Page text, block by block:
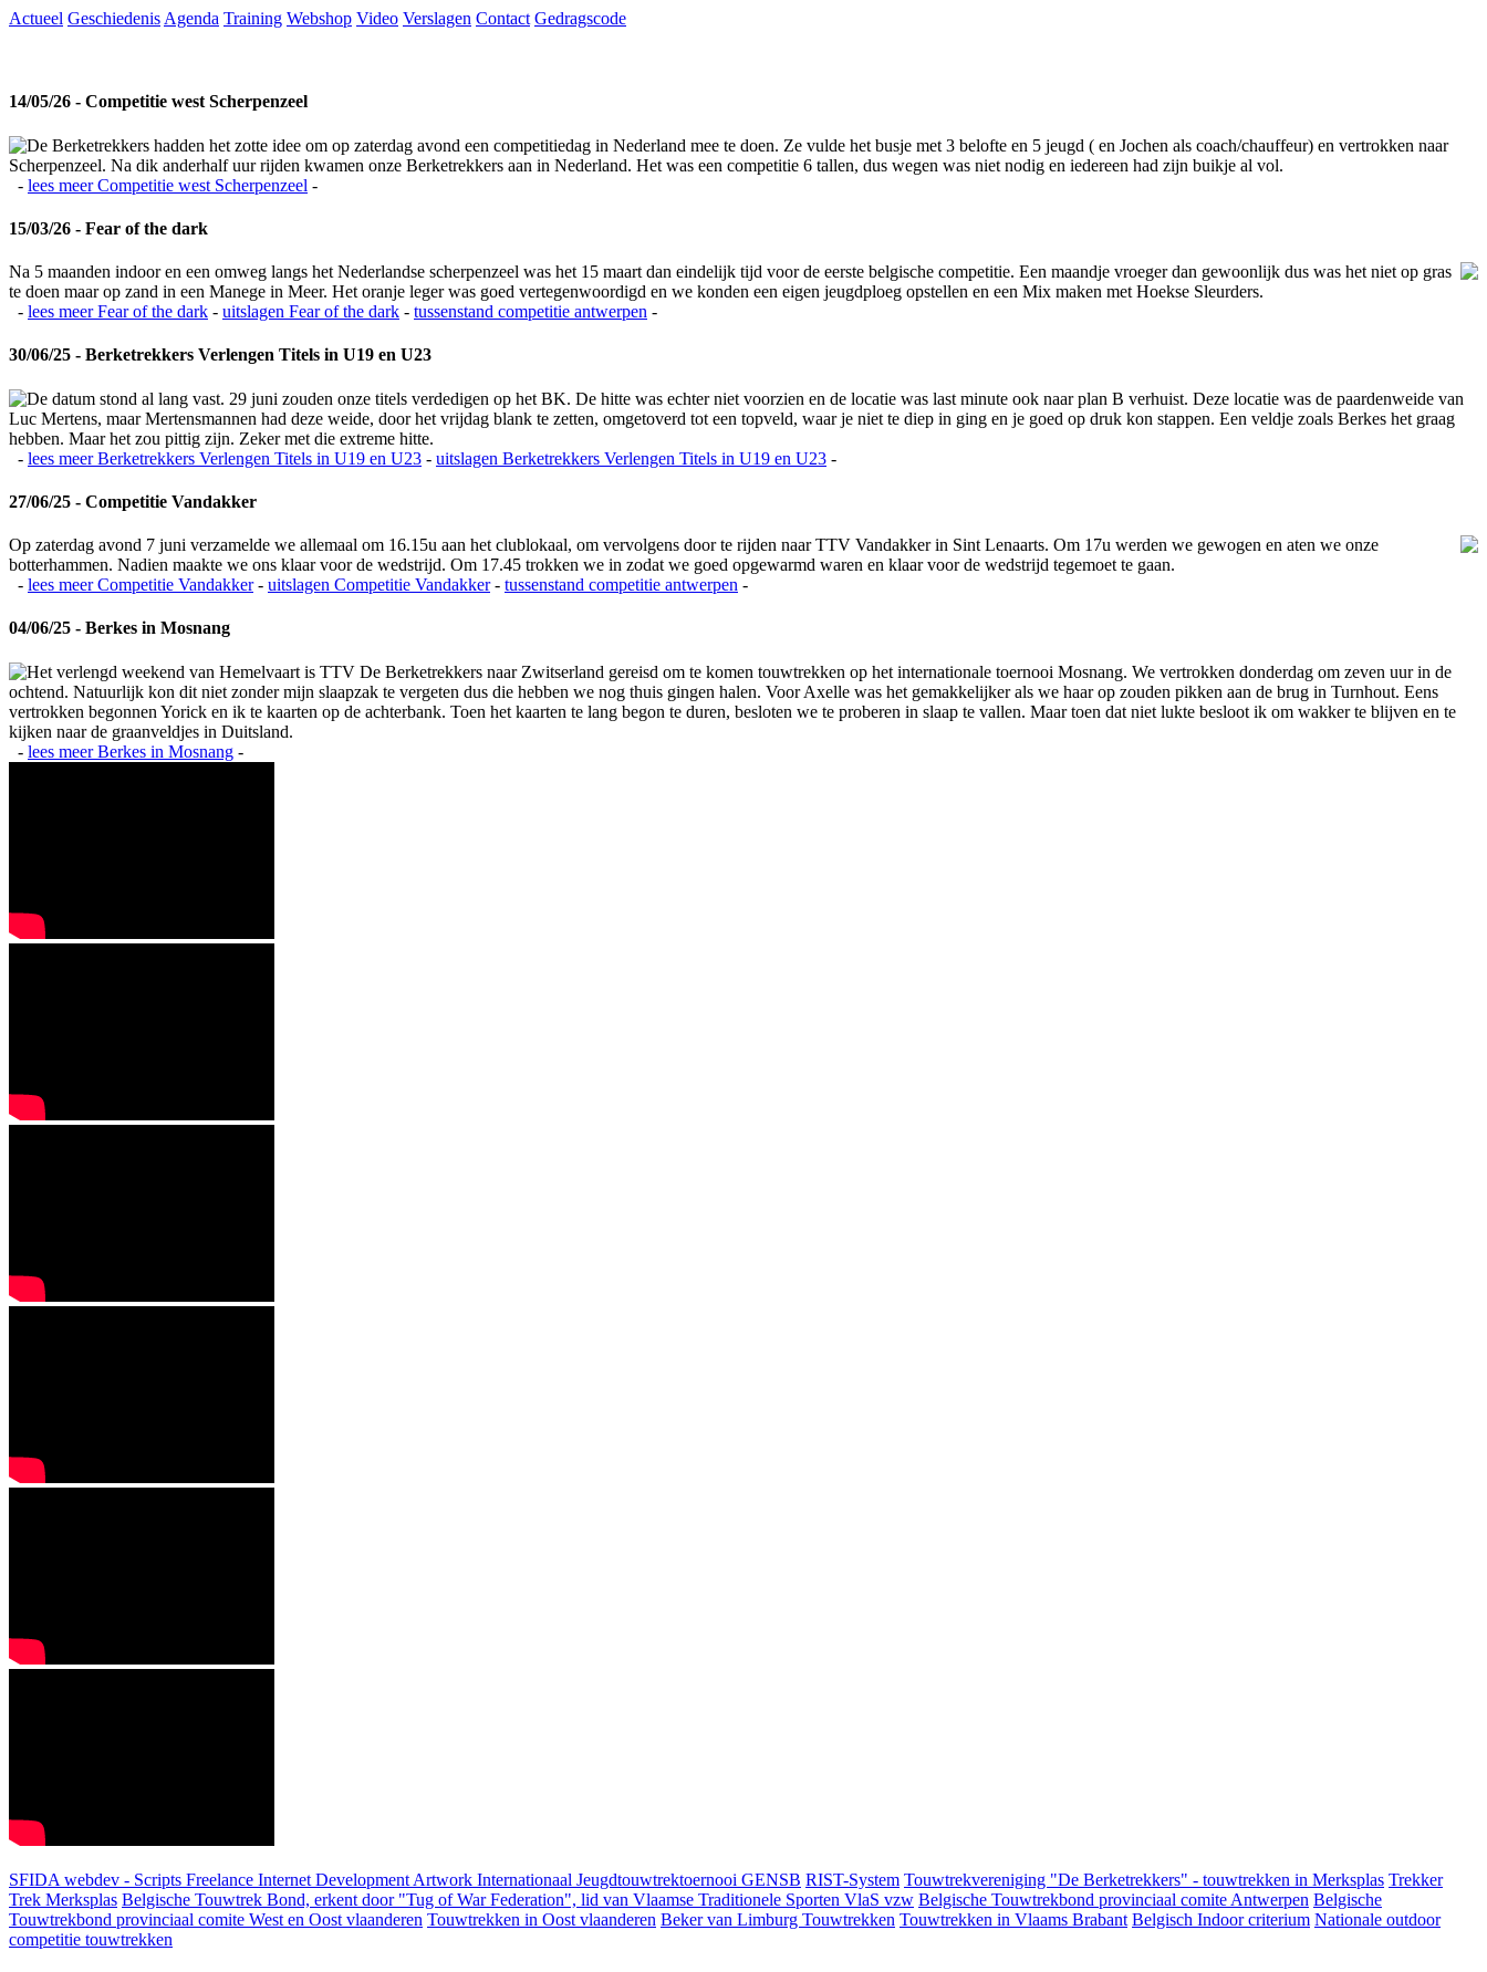
Actueel Geschiedenis Agenda Training Webshop Video Verslagen Contact Gedragscode
14/05/26 - Competitie west Scherpenzeel
De Berketrekkers hadden het zotte idee om op zaterdag avond een competitiedag in Nederland mee te doen. Ze vulde het busje met 3 belofte en 5 jeugd ( en Jochen als coach/chauffeur) en vertrokken naar
Scherpenzeel. Na dik anderhalf uur rijden kwamen onze Berketrekkers aan in Nederland. Het was een competitie 6 tallen, dus wegen was niet nodig en iedereen had zijn buikje al vol.
- lees meerCompetitie west Scherpenzeel -
15/03/26 - Fear of the dark
Na 5 maanden indoor en een omweg langs het Nederlandse scherpenzeel was het 15 maart dan eindelijk tijd voor de eerste belgische competitie. Een maandje vroeger dan gewoonlijk dus was het niet op gras
te doen maar op zand in een Manege in Meer. Het oranje leger was goed vertegenwoordigd en we konden een eigen jeugdploeg opstellen en een Mix maken met Hoekse Sleurders.
- lees meerFear of the dark - uitslagen Fear of the dark - tussenstand competitie antwerpen -
30/06/25 - Berketrekkers Verlengen Titels in U19 en U23
De datum stond al lang vast. 29 juni zouden onze titels verdedigen op het BK. De hitte was echter niet voorzien en de locatie was last minute ook naar plan B verhuist. Deze locatie was de paardenweide van
Luc Mertens, maar Mertensmannen had deze weide, door het vrijdag blank te zetten, omgetoverd tot een topveld, waar je niet te diep in ging en je goed op druk kon stappen. Een veldje zoals Berkes het graag
hebben. Maar het zou pittig zijn. Zeker met die extreme hitte.
- lees meerBerketrekkers Verlengen Titels in U19 en U23 - uitslagen Berketrekkers Verlengen Titels in U19 en U23 -
27/06/25 - Competitie Vandakker
Op zaterdag avond 7 juni verzamelde we allemaal om 16.15u aan het clublokaal, om vervolgens door te rijden naar TTV Vandakker in Sint Lenaarts. Om 17u werden we gewogen en aten we onze
botterhammen. Nadien maakte we ons klaar voor de wedstrijd. Om 17.45 trokken we in zodat we goed opgewarmd waren en klaar voor de wedstrijd tegemoet te gaan.
- lees meerCompetitie Vandakker- uitslagen Competitie Vandakker- tussenstand competitie antwerpen -
04/06/25 - Berkes in Mosnang
Het verlengd weekend van Hemelvaart is TTV De Berketrekkers naar Zwitserland gereisd om te komen touwtrekken op het internationale toernooi Mosnang. We vertrokken donderdag om zeven uur in de
ochtend. Natuurlijk kon dit niet zonder mijn slaapzak te vergeten dus die hebben we nog thuis gingen halen. Voor Axelle was het gemakkelijker als we haar op zouden pikken aan de brug in Turnhout. Eens
vertrokken begonnen Yorick en ik te kaarten op de achterbank. Toen het kaarten te lang begon te duren, besloten we te proberen in slaap te vallen. Maar toen dat niet lukte besloot ik om wakker te blijven en te
kijken naar de graanveldjes in Duitsland.
- lees meerBerkes in Mosnang -
SFIDA webdev - Scripts Freelance Internet Development Artwork Internationaal Jeugdtouwtrektoernooi GENSB RIST-System Touwtrekvereniging "De Berketrekkers" - touwtrekken in Merksplas Trekker
Trek Merksplas Belgische Touwtrek Bond, erkent door "Tug of War Federation", lid van Vlaamse Traditionele Sporten VlaS vzw Belgische Touwtrekbond provinciaal comite Antwerpen Belgische
Touwtrekbond provinciaal comite West en Oost vlaanderen Touwtrekken in Oost vlaanderen Beker van Limburg Touwtrekken Touwtrekken in Vlaams Brabant Belgisch Indoor criterium Nationale outdoor
competitie touwtrekken